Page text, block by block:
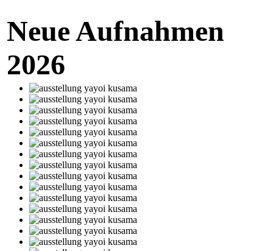
Neue Aufnahmen
2026